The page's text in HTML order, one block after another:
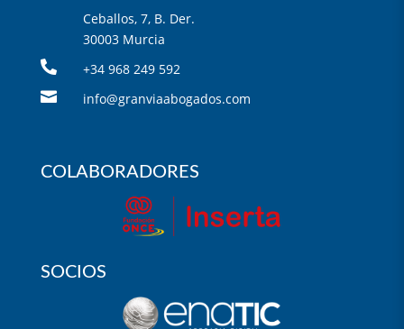
Ceballos, 7, B. Der.
30003 Murcia
 +34 968 249 592
 info@granviaabogados.com
COLABORADORES
SOCIOS